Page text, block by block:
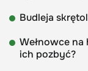
Budleja
Wełnowce
ich pozbyć?